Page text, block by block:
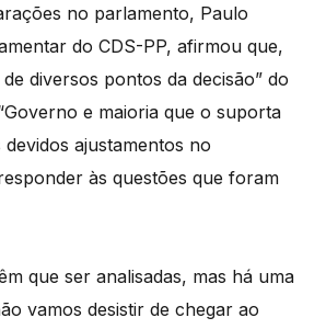
no parlamento, Paulo
do CDS-PP, afirmou que,
diversos pontos da decisão” do
e maioria que o suporta
ajustamentos no
às questões que foram
que ser analisadas, mas há uma
vamos desistir de chegar ao